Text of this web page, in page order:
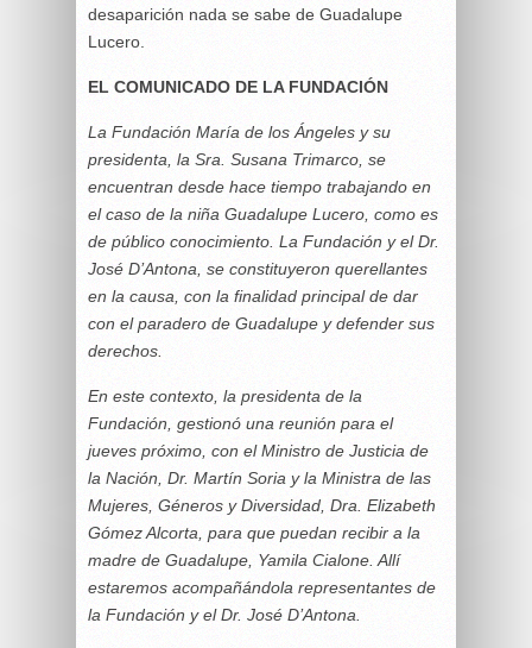
desaparición nada se sabe de Guadalupe
Lucero.
EL COMUNICADO DE LA FUNDACIÓN
La Fundación María de los Ángeles y su
presidenta, la Sra. Susana Trimarco, se
encuentran desde hace tiempo trabajando en
el caso de la niña Guadalupe Lucero, como es
de público conocimiento. La Fundación y el Dr.
José D’Antona, se constituyeron querellantes
en la causa, con la finalidad principal de dar
con el paradero de Guadalupe y defender sus
derechos.
En este contexto, la presidenta de la
Fundación, gestionó una reunión para el
jueves próximo, con el Ministro de Justicia de
la Nación, Dr. Martín Soria y la Ministra de las
Mujeres, Géneros y Diversidad, Dra. Elizabeth
Gómez Alcorta, para que puedan recibir a la
madre de Guadalupe, Yamila Cialone. Allí
estaremos acompañándola representantes de
la Fundación y el Dr. José D’Antona.